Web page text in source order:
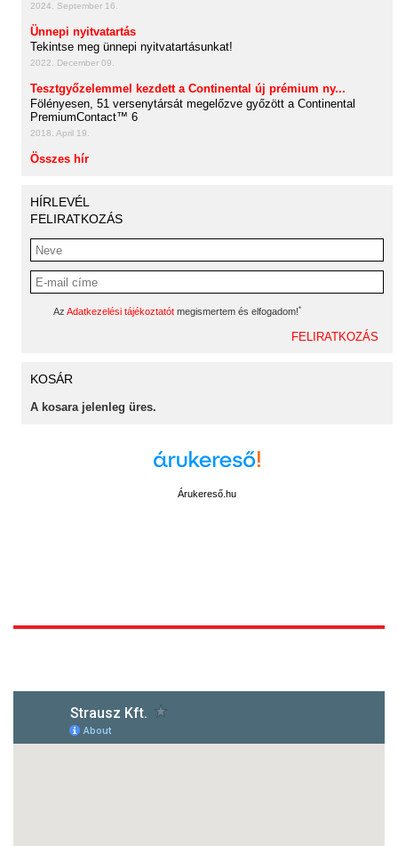
2024. September 16.
Ünnepi nyitvatartás
Tekintse meg ünnepi nyitvatartásunkat!
2022. December 09.
Tesztgyőzelemmel kezdett a Continental új prémium ny...
Fölényesen, 51 versenytársát megelőzve győzött a Continental
PremiumContact™ 6
2018. April 19.
Összes hír
HÍRLEVÉL
FELIRATKOZÁS
Az Adatkezelési tájékoztatót megismertem és elfogadom!*
KOSÁR
A kosara jelenleg üres.
Árukereső.hu